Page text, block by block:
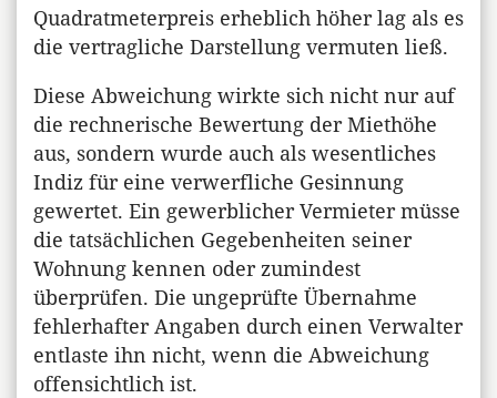
Quadratmeterpreis erheblich höher lag als es
die vertragliche Darstellung vermuten ließ.
Diese Abweichung wirkte sich nicht nur auf
die rechnerische Bewertung der Miethöhe
aus, sondern wurde auch als wesentliches
Indiz für eine verwerfliche Gesinnung
gewertet. Ein gewerblicher Vermieter müsse
die tatsächlichen Gegebenheiten seiner
Wohnung kennen oder zumindest
überprüfen. Die ungeprüfte Übernahme
fehlerhafter Angaben durch einen Verwalter
entlaste ihn nicht, wenn die Abweichung
offensichtlich ist.